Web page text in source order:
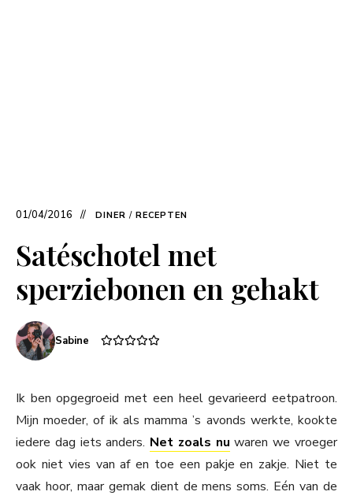
01/04/2016 DINER / RECEPTEN
Satéschotel met
sperziebonen en gehakt
Sabine
Ik ben opgegroeid met een heel gevarieerd eetpatroon.
Mijn moeder, of ik als mamma ’s avonds werkte, kookte
iedere dag iets anders. Net zoals nu waren we vroeger
ook niet vies van af en toe een pakje en zakje. Niet te
vaak hoor, maar gemak dient de mens soms. Eén van de